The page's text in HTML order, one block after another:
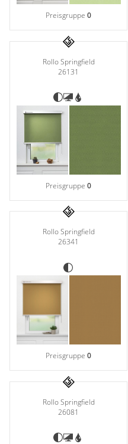
Preisgruppe0
Rollo Springfield
26131
Preisgruppe0
Rollo Springfield
26341
Preisgruppe0
Rollo Springfield
26081